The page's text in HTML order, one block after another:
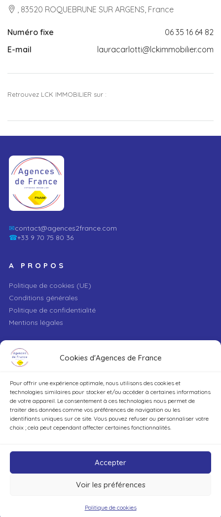
Cookies d'Agences de France
Pour offrir une expérience optimale, nous utilisons des cookies et
technologies similaires pour stocker et/ou accéder à certaines informations
de votre appareil. Le consentement à ces technologies nous permet de
traiter des données comme vos préférences de navigation ou les
identifiants uniques sur ce site. Vous pouvez refuser ou personnaliser votre
choix ; cela peut cependant affecter certaines fonctionnalités.
Accepter
Voir les préférences
Politique de cookies
, 83520 ROQUEBRUNE SUR ARGENS, France
Numéro fixe
06 35 16 64 82
E-mail
lauracarlotti@lckimmobilier.com
Retrouvez LCK IMMOBILIER sur :
✉contact@agences2france.com
☎+33 9 70 75 80 36
A PROPOS
Politique de cookies (UE)
Conditions générales
Politique de confidentialité
Mentions légales
VILLE
TYPE DE BIEN
DÉCOUVRIR